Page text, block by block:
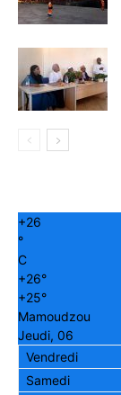
+26
°
C
+26°
+25°
Mamoudzou
Jeudi, 06
Vendredi
Samedi